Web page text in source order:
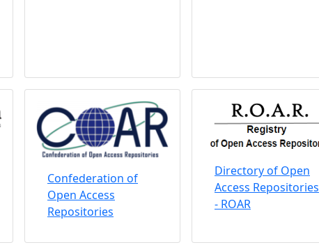
Confederation of
Open Access
Repositories
Directory of Open
Access Repositories
- ROAR